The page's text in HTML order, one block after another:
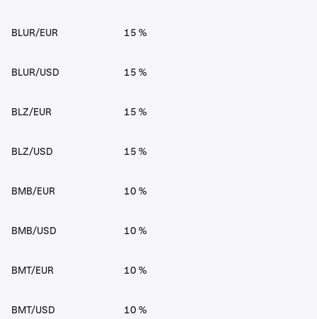
BLUR/EUR 15 %
BLUR/USD 15 %
BLZ/EUR 15 %
BLZ/USD 15 %
BMB/EUR 10 %
BMB/USD 10 %
BMT/EUR 10 %
BMT/USD 10 %